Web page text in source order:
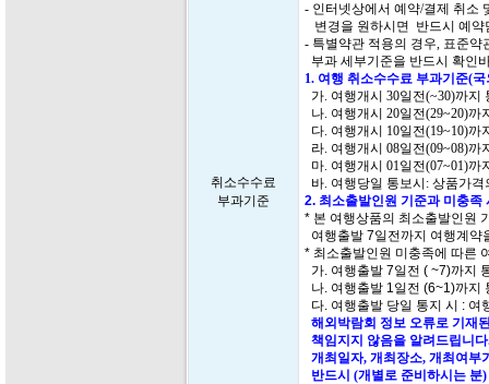
취소수수료
부과기준
- 인터넷상에서 예약/결제 취소
변경을 원하시면 반드시 예약
- 특별약관 적용의 경우, 표준
부과 세부기준을 반드시 확인
1. 여행 취소수수료 부과기준(
가. 여행개시 30일전(~30)까지
나. 여행개시 20일전(29~20)까
다. 여행개시 10일전(19~10)까
라. 여행개시 08일전(09~08)까
마. 여행개시 01일전(07~01)까
바. 여행당일 통보시: 상품가격
2. 최소출발인원 기준과 미충족
* 본 여행상품의 최소출발인원
여행출발 7일전까지 여행계약
* 최소출발인원 미충족에 따른
가. 여행출발 7일전 ( ~7)까지
나. 여행출발 1일전 (6~1)까지
다. 여행출발 당일 통지 시 : 여
해외박람회 정보 오류로 기재
책임지지 않음을 알려드립니
개최일자, 개최장소, 개최여부
반드시 (개별로 준비하시는 분